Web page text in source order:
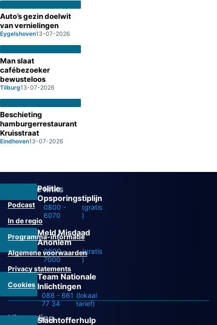
Auto’s gezin doelwit
van vernielingen
Eygelshoven13-07-2026
Man slaat
cafébezoeker
bewusteloos
Tilburg13-07-2026
Beschieting
hamburgerrestaurant
Kruisstraat
Eindhoven13-07-2026
Politie
Opsporingstiplijn
0800 -
6070
(gratis
)
Meld Misdaad
Anoniem
0800 -
7000
(gratis
)
Team Nationale
Inlichtingen
088 - 661
77 34
(lokaal
tarief)
Slachtofferhulp
Overige links
Podcast
In de regio
Programma-informatie
Algemene voorwaarden
Privacy statements
Cookies
Uitzending